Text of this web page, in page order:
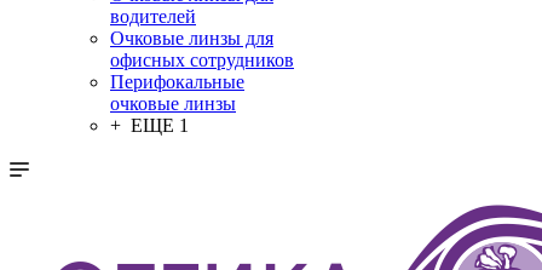
водителей
Очковые линзы для
офисных сотрудников
Перифокальные
очковые линзы
+ ЕЩЕ 1